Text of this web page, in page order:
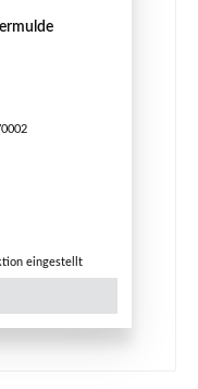
eingestellt